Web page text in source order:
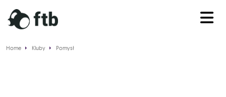
Home Kluby Pomysł